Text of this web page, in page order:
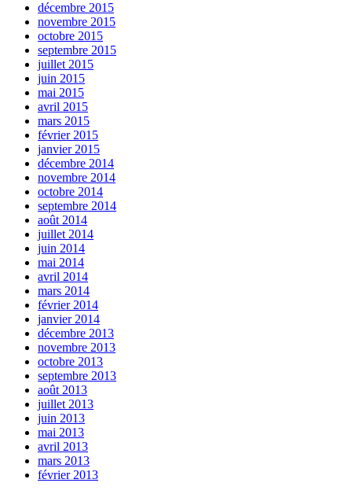
décembre 2015
novembre 2015
octobre 2015
septembre 2015
juillet 2015
juin 2015
mai 2015
avril 2015
mars 2015
février 2015
janvier 2015
décembre 2014
novembre 2014
octobre 2014
septembre 2014
août 2014
juillet 2014
juin 2014
mai 2014
avril 2014
mars 2014
février 2014
janvier 2014
décembre 2013
novembre 2013
octobre 2013
septembre 2013
août 2013
juillet 2013
juin 2013
mai 2013
avril 2013
mars 2013
février 2013